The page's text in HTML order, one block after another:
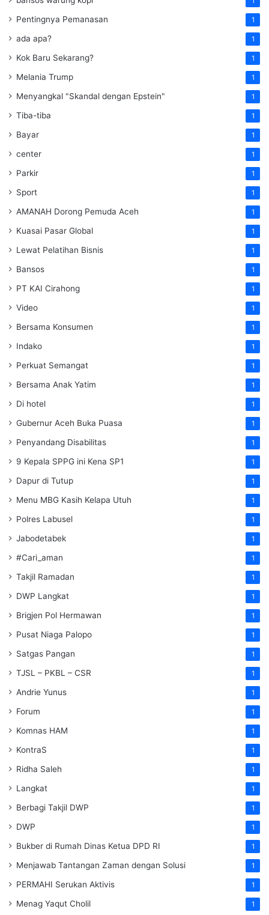
Pentingnya Pemanasan 1
ada apa? 1
Kok Baru Sekarang? 1
Melania Trump 1
Menyangkal "Skandal dengan Epstein" 1
Tiba-tiba 1
Bayar 1
center 1
Parkir 1
Sport 1
AMANAH Dorong Pemuda Aceh 1
Kuasai Pasar Global 1
Lewat Pelatihan Bisnis 1
Bansos 1
PT KAI Cirahong 1
Video 1
Bersama Konsumen 1
Indako 1
Perkuat Semangat 1
Bersama Anak Yatim 1
Di hotel 1
Gubernur Aceh Buka Puasa 1
Penyandang Disabilitas 1
9 Kepala SPPG ini Kena SP1 1
Dapur di Tutup 1
Menu MBG Kasih Kelapa Utuh 1
Polres Labusel 1
Jabodetabek 1
#Cari_aman 1
Takjil Ramadan 1
DWP Langkat 1
Brigjen Pol Hermawan 1
Pusat Niaga Palopo 1
Satgas Pangan 1
TJSL – PKBL – CSR 1
Andrie Yunus 1
Forum 1
Komnas HAM 1
KontraS 1
Ridha Saleh 1
Langkat 1
Berbagi Takjil DWP 1
DWP 1
Bukber di Rumah Dinas Ketua DPD RI 1
Menjawab Tantangan Zaman dengan Solusi 1
PERMAHI Serukan Aktivis 1
Menag Yaqut Cholil 1